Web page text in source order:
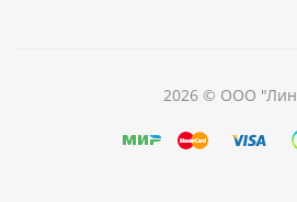
2026 © ООО